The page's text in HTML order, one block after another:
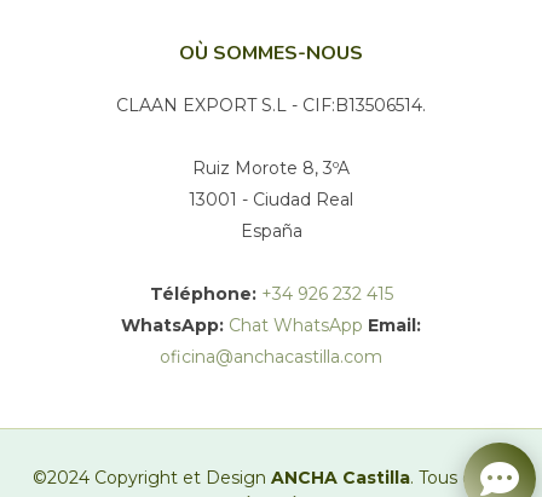
OÙ SOMMES-NOUS
CLAAN EXPORT S.L - CIF:B13506514.
Ruiz Morote 8, 3ºA
13001 - Ciudad Real
España
Téléphone: +34 926 232 415
WhatsApp: Chat WhatsApp Email:
oficina@anchacastilla.com
©2024 Copyright et Design ANCHA Castilla. Tous droits